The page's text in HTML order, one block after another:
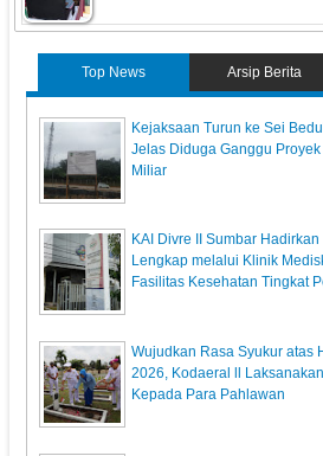
Top News Arsip Berita
Kejaksaan Turun ke Sei
Jelas Diduga Ganggu
Miliar
KAI Divre II Sumbar
Lengkap melalui Klinik
Fasilitas Kesehatan Tingkat
Wujudkan Rasa Syukur atas
2026, Kodaeral ll
Kepada Para Pahlawan